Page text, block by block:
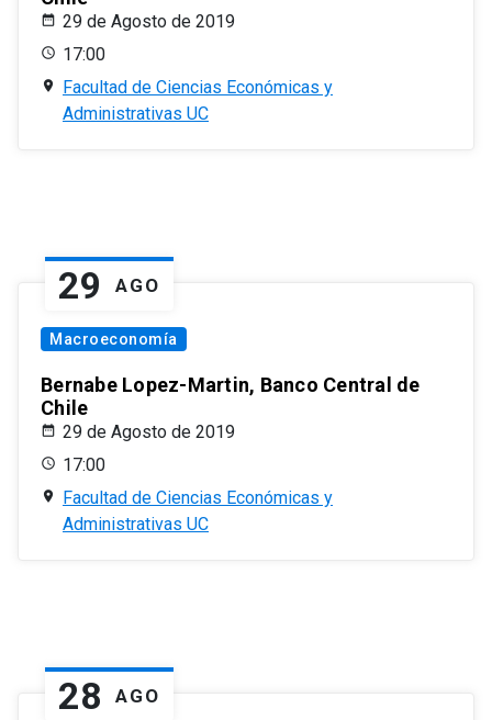
29 de Agosto de 2019
17:00
Facultad de Ciencias Económicas y
Administrativas UC
29 AGO
Macroeconomía
Bernabe Lopez-Martin, Banco Central de
Chile
29 de Agosto de 2019
17:00
Facultad de Ciencias Económicas y
Administrativas UC
28 AGO